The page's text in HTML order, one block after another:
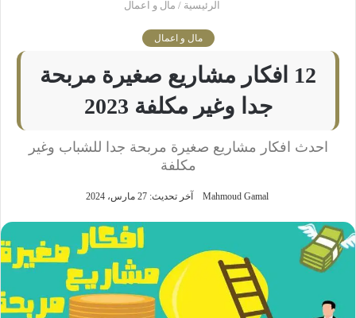
الرئيسية / مال و اعمال
مال و اعمال
12 افكار مشاريع صغيرة مربحة
جدا وغير مكلفة 2023
احدث افكار مشاريع صغيرة مربحة جدا للشباب وغير
مكلفة
Mahmoud Gamal آخر تحديث: 27 مارس، 2024